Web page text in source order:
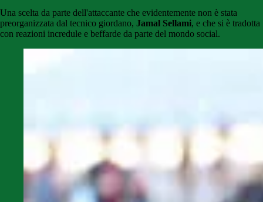
Una scelta da parte dell'attaccante che evidentemente non è stata
preorganizzata dal tecnico giordano, Jamal Sellami, e che si è tradotta
con reazioni incredule e beffarde da parte del mondo social.